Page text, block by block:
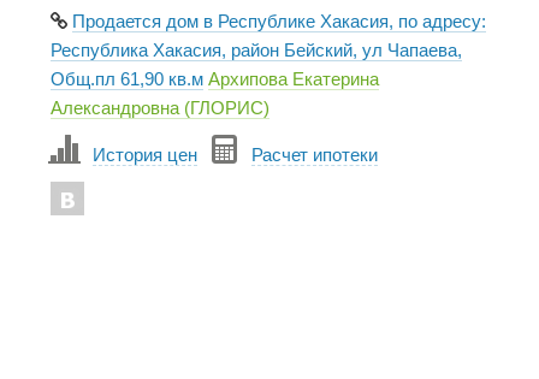
Продается дом в Республике Хакасия, по адресу:
Республика Хакасия, район Бейский, ул Чапаева,
Общ.пл 61,90 кв.м Архипова Екатерина
Александровна (ГЛОРИС)
История цен Расчет ипотеки